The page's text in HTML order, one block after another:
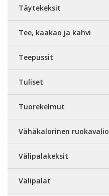
Täytekeksit
Tee, kaakao ja kahvi
Teepussit
Tuliset
Tuorekelmut
Vähäkalorinen ruokavalio
Välipalakeksit
Välipalat